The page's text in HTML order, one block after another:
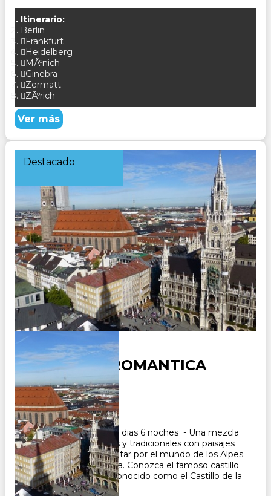
Itinerario:
Berlin
Frankfurt
Heidelberg
MÃºnich
Ginebra
Zermatt
ZÃºrich
Ver más
Destacado
ALEMANIA ROMANTICA
Duración:
7Días6Noches
Paquete Turistico de 7 dias 6 noches - Una mezcla
de ciudades modernas y tradicionales con paisajes
naturalesDéjese encantar por el mundo de los Alpes
y de la Ruta Romántica. Conozca el famoso castillo
de Neuschwanstein, conocido como el Castillo de la
Cenicienta CONS...